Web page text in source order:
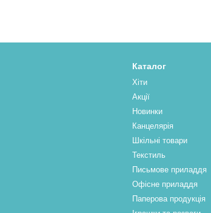
Каталог
Хіти
Акції
Новинки
Канцелярія
Шкільні товари
Текстиль
Письмове приладдя
Офісне приладдя
Паперова продукцiя